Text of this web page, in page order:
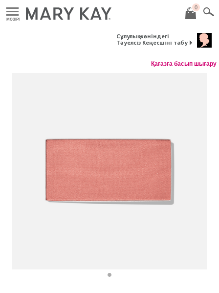
MӘЗІРІ
0
Сұлулық жөніндегі
Тәуелсіз Кеңесшіні табу
Қағазға басып шығару